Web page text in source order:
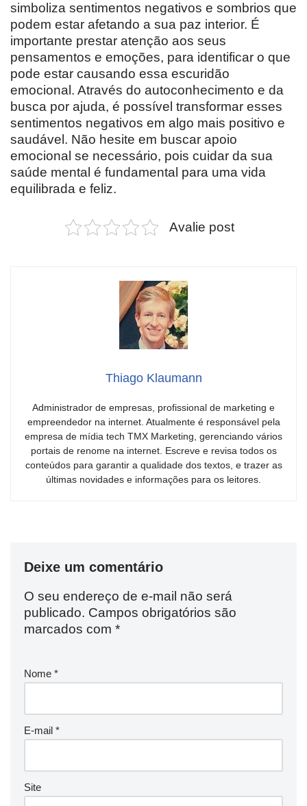
simboliza sentimentos negativos e sombrios que
podem estar afetando a sua paz interior. É
importante prestar atenção aos seus
pensamentos e emoções, para identificar o que
pode estar causando essa escuridão
emocional. Através do autoconhecimento e da
busca por ajuda, é possível transformar esses
sentimentos negativos em algo mais positivo e
saudável. Não hesite em buscar apoio
emocional se necessário, pois cuidar da sua
saúde mental é fundamental para uma vida
equilibrada e feliz.
Avalie post
Thiago Klaumann
Administrador de empresas, profissional de marketing e
empreendedor na internet. Atualmente é responsável pela
empresa de mídia tech TMX Marketing, gerenciando vários
portais de renome na internet. Escreve e revisa todos os
conteúdos para garantir a qualidade dos textos, e trazer as
últimas novidades e informações para os leitores.
Deixe um comentário
O seu endereço de e-mail não será
publicado. Campos obrigatórios são
marcados com *
Nome *
E-mail *
Site